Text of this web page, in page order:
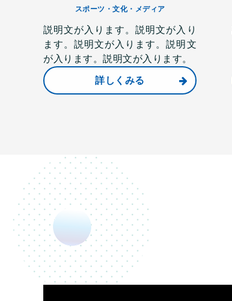
スポーツ・文化・ メディア
説明文が入ります。説明文が入り
ます。説明文が入ります。説明文
が入ります。説明文が入ります。
詳しくみる